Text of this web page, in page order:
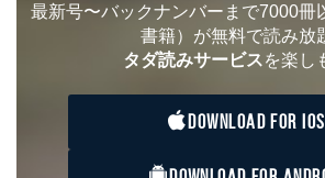
最新号〜バックナンバーまで7000冊
書籍）が無料で読み放
タダ読みサービスを楽し
DOWNLOAD FOR IOS